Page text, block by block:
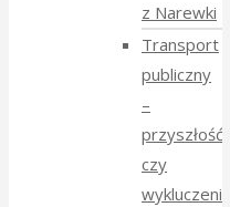
z Narewki
Transport
publiczny
–
przyszłość
czy
wykluczenie?